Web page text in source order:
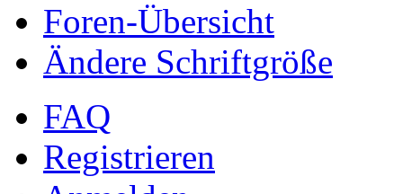
Foren-Übersicht
Ändere Schriftgröße
FAQ
Registrieren